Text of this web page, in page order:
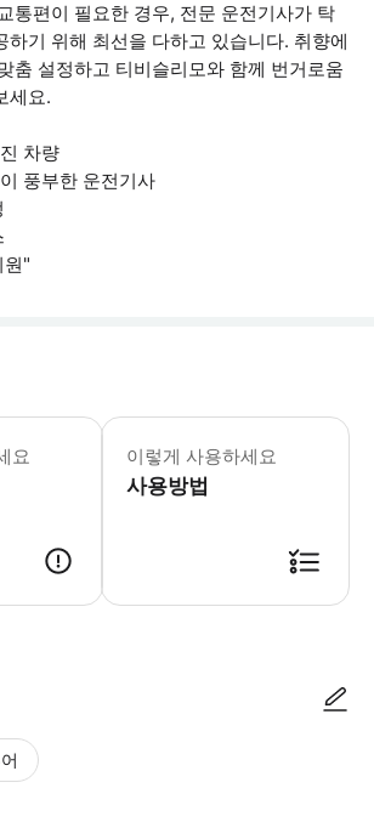
통편이 필요한 경우, 전문 운전기사가 탁
하기 위해 최선을 다하고 있습니다. 취향에
춤 설정하고 티비슬리모와 함께 번거로움
세요.
차량
풍부한 운전기사
원"
요
* 소요시간 : 60분 (옵션에 따라 소요
이렇게 사용하세요
사용방법